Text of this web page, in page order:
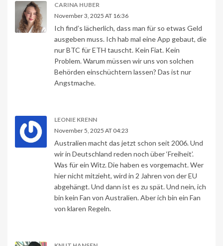
CARINA HUBER
November 3, 2025 AT 16:36
Ich find’s lächerlich, dass man für so etwas Geld
ausgeben muss. Ich hab mal eine App gebaut, die
nur BTC für ETH tauscht. Kein Fiat. Kein
Problem. Warum müssen wir uns von solchen
Behörden einschüchtern lassen? Das ist nur
Angstmache.
LEONIE KRENN
November 5, 2025 AT 04:23
Australien macht das jetzt schon seit 2006. Und
wir in Deutschland reden noch über ‘Freiheit’.
Was für ein Witz. Die haben es vorgemacht. Wer
hier nicht mitzieht, wird in 2 Jahren von der EU
abgehängt. Und dann ist es zu spät. Und nein, ich
bin kein Fan von Australien. Aber ich bin ein Fan
von klaren Regeln.